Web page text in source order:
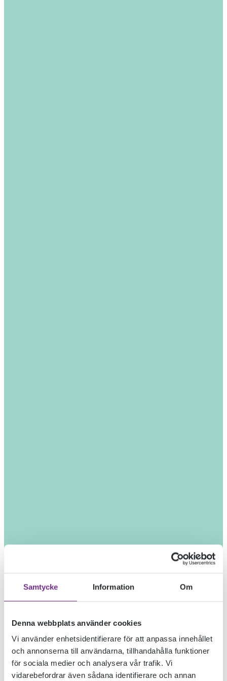
Samtycke Information Om
Denna webbplats använder cookies
Vi använder enhetsidentifierare för att anpassa innehållet
och annonserna till användarna, tillhandahålla funktioner
för sociala medier och analysera vår trafik. Vi
vidarebefordrar även sådana identifierare och annan